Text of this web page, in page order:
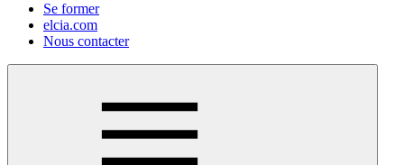
Se former
elcia.com
Nous contacter